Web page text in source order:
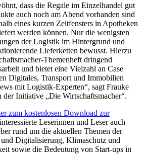
dass die Regale im Einzelhandel gut
auch noch am Abend vorhanden sind
eines kurzen Zeitfensters in Apotheken
werden können. Nur die wenigsten
der Logistik im Hintergrund und
Lieferketten bewusst. Hierzu
Themenheft dringend
und bietet eine Vielzahl an Case
Digitales, Transport und Immobilien
mit Logistik-Experten“, sagt Frauke
der Initiative „Die Wirtschaftsmacher“.
zum kostenlosen Download zur
Leserinnen und Leser auch
rund um die aktuellen Themen der
Digitalisierung, Klimaschutz und
sowie die Bedeutung von Start-ups in